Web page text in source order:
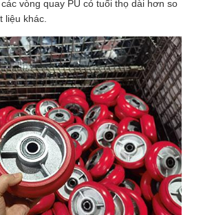
vòng quay PU có tuổi thọ dài hơn so
liệu khác.